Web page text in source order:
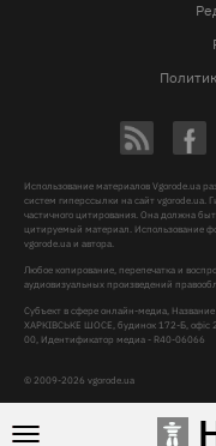
© 2009-2026 vgorode.ua
Использование материалов Vgorode.ua
систем гиперссылки на сайт vgorode.ua.
частичного цитирования. Она должна
цитируемый материал. Использование
vgorode.ua и автора.
Любое копирование, перепечатка и
аудиовизуальных произведений
Субъект в сфере онлайн-медиа,
ХАРКІВСЬКЕ ШОСЕ, будинок 172-Б, офіс
00, Идентификатор медиа - R40-06066